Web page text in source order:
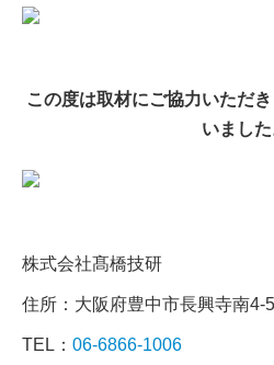
この度は取材にご協力いただ
いました
株式会社髙橋技研
住所：大阪府豊中市長興寺南4-
TEL： 06-6866-1006